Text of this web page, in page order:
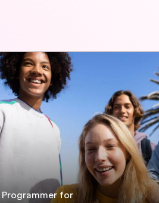
Programmer for